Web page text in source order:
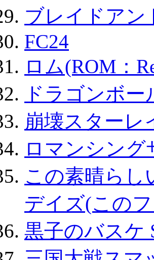
ブレイドアン
FC24
ロム(ROM：
ドラゴンボ
崩壊スターレ
ロマンシン
この素晴らし
デイズ(この
黒子のバスケ